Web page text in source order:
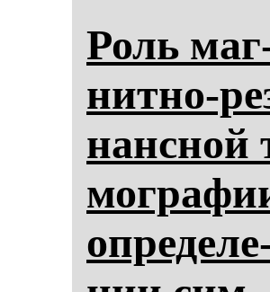
Роль
нит­но-
нан­сной